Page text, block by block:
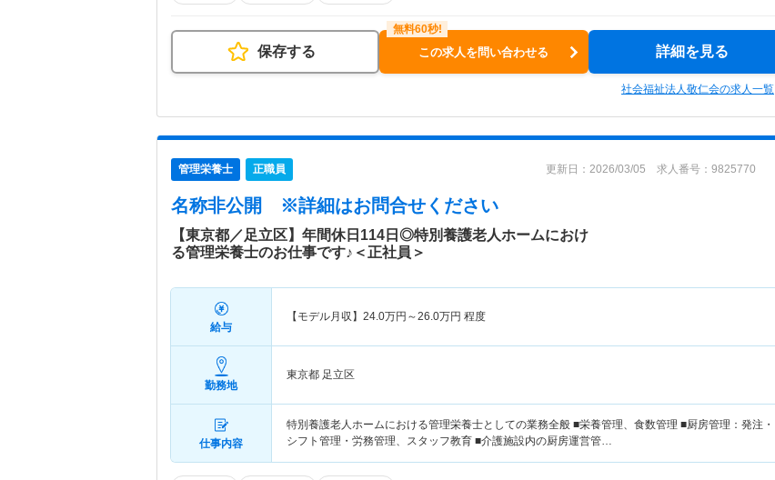
保存する この求人を問い合わせる 詳細を見る
社会福祉法人敬仁会の求人一覧
管理栄養士 正職員 更新日：2026/03/05 求人番号：9825770
名称非公開 ※詳細はお問合せください
【東京都／足立区】年間休日114日◎特別養護老人ホームにおけ
る管理栄養士のお仕事です♪＜正社員＞
給与
【モデル月収】 24.0万円～26.0万円 程度
勤務地
東京都 足立区
仕事内容
特別養護老人ホームにおける管理栄養士としての業務全般 ■栄養管理、食数管理 ■厨房管理：発注・
シフト管理・労務管理、スタッフ教育 ■介護施設内の厨房運営管…